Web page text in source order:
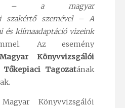
– a magyar
szakértő szemével – A
és klímaadaptáció vizeink
Az esemény
Magyar Könyvvizsgálói
Tagozatának
Könyvvizsgálói